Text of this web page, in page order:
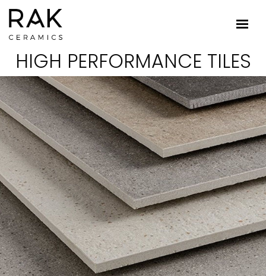
HIGH PERFORMANCE TILES